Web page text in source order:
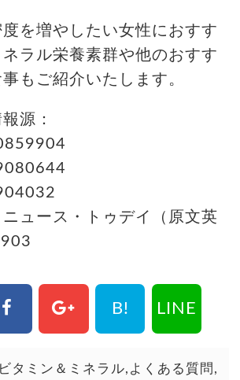
を増やしたい女性におすす
ラル栄養素群や他のおすす
もご紹介いたします。
源：
ニュース・トゥデイ（原文英
B! LINE
ビタミン＆ミネラル よくある質問